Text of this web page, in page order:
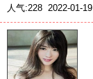
人气:228 2022-01-19